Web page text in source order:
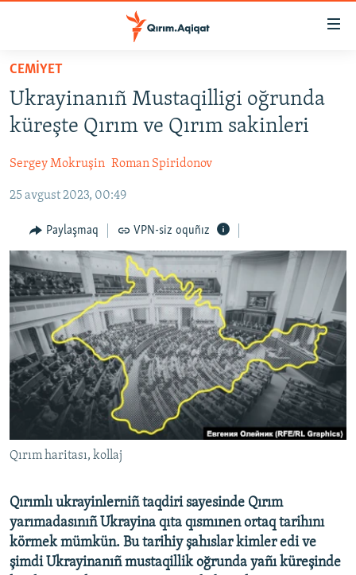
Esas
qaytmaq
Baş
navigatsiyağa
qaytmaq
qaytmaq
HABERLER
SİYASET
İQTİSADİYAT
CEMİYET
MEDENİYET
İNSAN AQLARI
VİDEO
SÜRET
BLOGLAR
FİKİR
Русский
Українською
QOŞULIÑIZ!
RFE/RS bütün saytları
CEMİYET
Ukrayinanıñ Mustaqilligi oğrunda
küreşte Qırım ve Qırım sakinleri
Sergey Mokruşin Roman Spiridonov
25 avgust 2023, 00:49
Paylaşmaq VPN-siz oquñız
Qırım haritası, kollaj
Qırımlı ukrayinlerniñ taqdiri sayesinde Qırım
yarımadasınıñ Ukrayina qıta qısmınen ortaq tarihını
körmek mümkün. Bu tarihiy şahıslar kimler edi ve
şimdi Ukrayinanıñ mustaqillik oğrunda yañı küreşinde